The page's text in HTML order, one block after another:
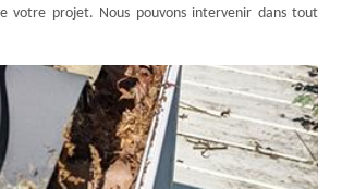
votre projet. Nous pouvons intervenir dans tout